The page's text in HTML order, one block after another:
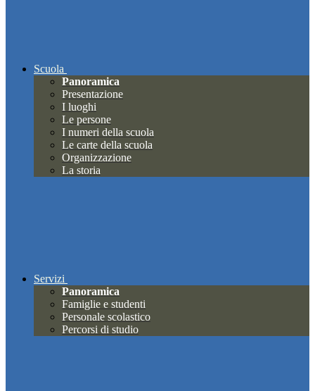
Scuola
Panoramica
Presentazione
I luoghi
Le persone
I numeri della scuola
Le carte della scuola
Organizzazione
La storia
Servizi
Panoramica
Famiglie e studenti
Personale scolastico
Percorsi di studio